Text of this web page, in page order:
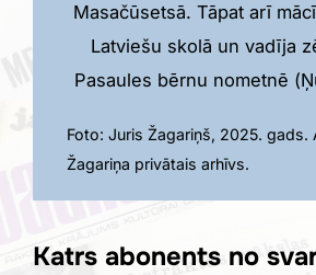
Masačūsetsā. Tāpat arī
Latviešu skolā un vadīja
Pasaules bērnu nometnē
Foto: Juris Žagariņš, 2025. gads.
Žagariņa privātais arhīvs.
Katrs abonents no